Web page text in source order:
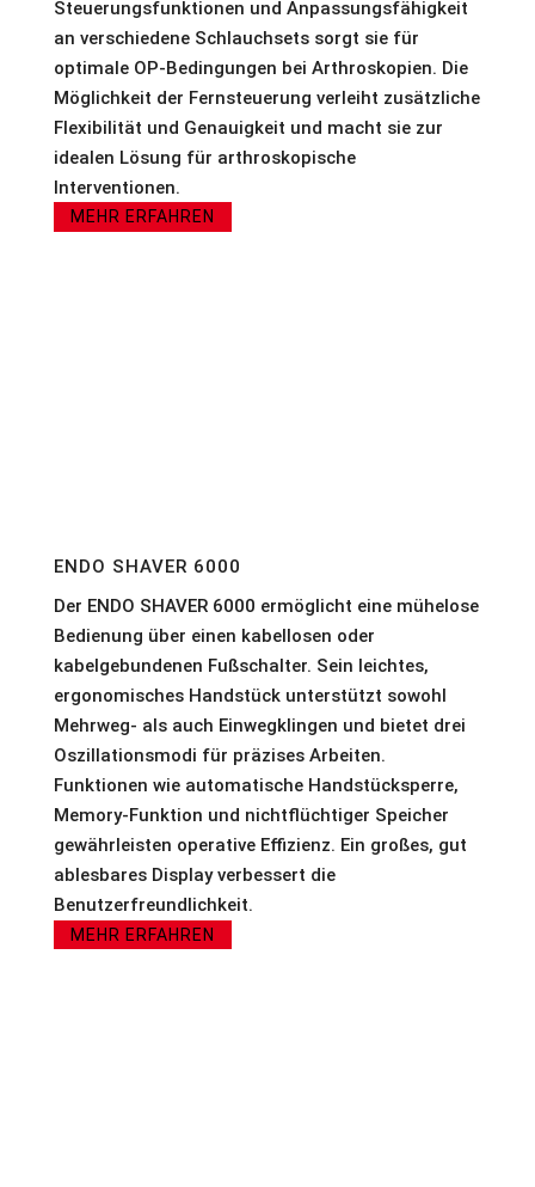
Steuerungsfunktionen und Anpassungsfähigkeit
an verschiedene Schlauchsets sorgt sie für
optimale OP-Bedingungen bei Arthroskopien. Die
Möglichkeit der Fernsteuerung verleiht zusätzliche
Flexibilität und Genauigkeit und macht sie zur
idealen Lösung für arthroskopische
Interventionen.
MEHR ERFAHREN
ENDO SHAVER 6000
Der ENDO SHAVER 6000 ermöglicht eine mühelose
Bedienung über einen kabellosen oder
kabelgebundenen Fußschalter. Sein leichtes,
ergonomisches Handstück unterstützt sowohl
Mehrweg- als auch Einwegklingen und bietet drei
Oszillationsmodi für präzises Arbeiten.
Funktionen wie automatische Handstücksperre,
Memory-Funktion und nichtflüchtiger Speicher
gewährleisten operative Effizienz. Ein großes, gut
ablesbares Display verbessert die
Benutzerfreundlichkeit.
MEHR ERFAHREN